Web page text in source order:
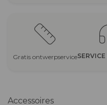
Gratis ontwerpserviceSERVICE
Accessoires